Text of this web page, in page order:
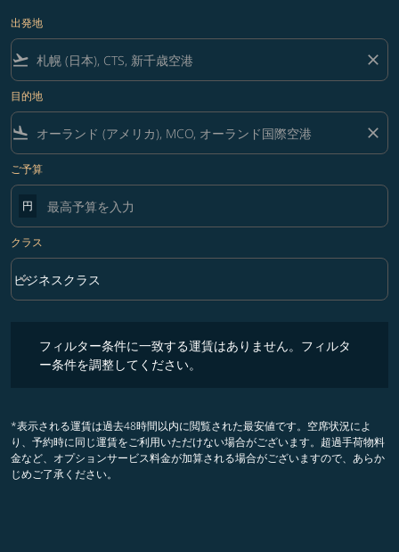
出発地
flight_takeoff close
目的地
flight_land close
ご予算
円
クラス
クラス option ビジネスクラス Selected
ビジネスクラス
keyboard_arrow_down
フィルター条件に一致する運賃はありません。フィルタ
ー条件を調整してください。
*表示される運賃は過去48時間以内に閲覧された最安値です。空席状況によ
り、予約時に同じ運賃をご利用いただけない場合がございます。超過手荷物料
金など、オプションサービス料金が加算される場合がございますので、あらか
じめご了承ください。